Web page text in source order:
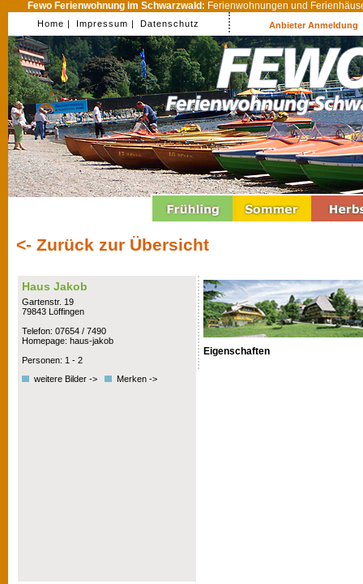
Fewo Ferienwohnung im Schwarzwald: Ferienwohnungen und
Home | Impressum | Datenschutz Anbieter Anmeldung
<- Zurück zur Übersicht
Haus Jakob
Gartenstr. 19
79843 Löffingen
Telefon: 07654 / 7490
Homepage: haus-jakob
Personen: 1 - 2
weitere Bilder ->
Merken ->
Eigenschaften